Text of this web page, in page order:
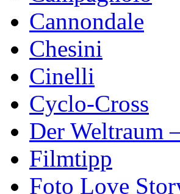
Cannondale
Chesini
Cinelli
Cyclo-Cross
Der Weltraum
Filmtipp
Foto Love